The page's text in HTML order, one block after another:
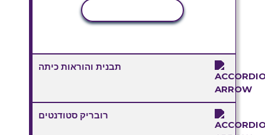
תבנית והוראות כיתה
רובריק סטודנטים